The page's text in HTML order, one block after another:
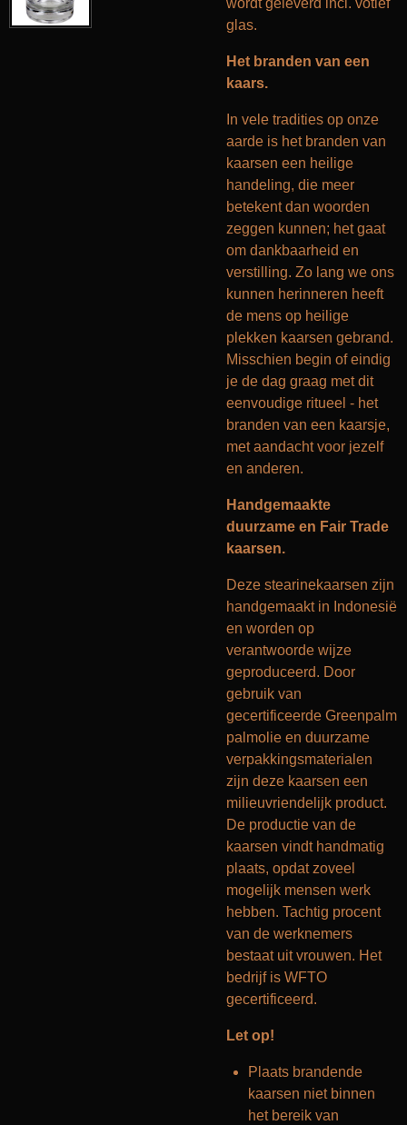
wordt geleverd incl. votief
glas.
Het branden van een
kaars.
In vele tradities op onze
aarde is het branden van
kaarsen een heilige
handeling, die meer
betekent dan woorden
zeggen kunnen; het gaat
om dankbaarheid en
verstilling. Zo lang we ons
kunnen herinneren heeft
de mens op heilige
plekken kaarsen gebrand.
Misschien begin of eindig
je de dag graag met dit
eenvoudige ritueel - het
branden van een kaarsje,
met aandacht voor jezelf
en anderen.
Handgemaakte
duurzame en Fair Trade
kaarsen.
Deze stearinekaarsen zijn
handgemaakt in Indonesië
en worden op
verantwoorde wijze
geproduceerd. Door
gebruik van
gecertificeerde Greenpalm
palmolie en duurzame
verpakkingsmaterialen
zijn deze kaarsen een
milieuvriendelijk product.
De productie van de
kaarsen vindt handmatig
plaats, opdat zoveel
mogelijk mensen werk
hebben. Tachtig procent
van de werknemers
bestaat uit vrouwen. Het
bedrijf is WFTO
gecertificeerd.
Let op!
Plaats brandende
kaarsen niet binnen
het bereik van